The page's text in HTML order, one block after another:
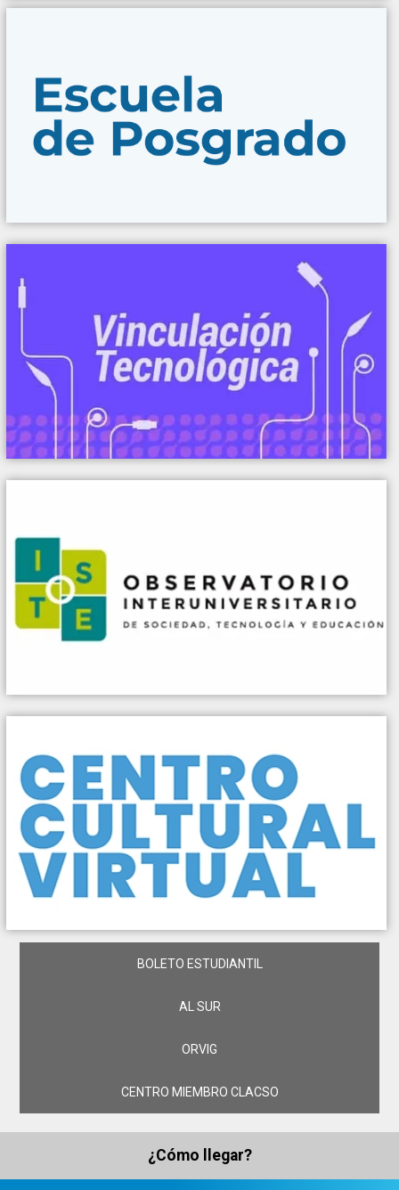
BOLETO ESTUDIANTIL
AL SUR
ORVIG
CENTRO MIEMBRO CLACSO
¿Cómo llegar?